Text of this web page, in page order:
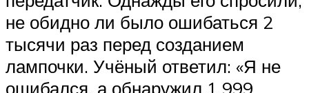
не обидно ли было ошибаться 2
тысячи раз перед созданием
лампочки. Учёный ответил: «Я не
ошибался, а обнаружил 1 999